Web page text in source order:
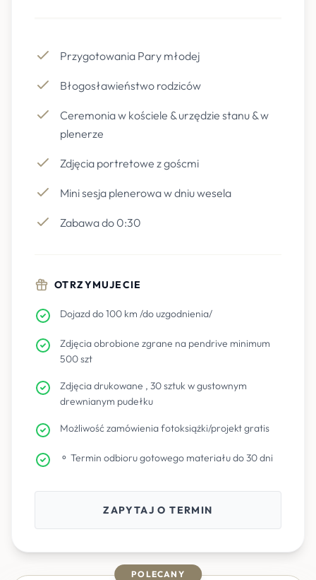
Przygotowania Pary młodej
Błogosławieństwo rodziców
Ceremonia w kościele & urzędzie stanu & w
plenerze
Zdjęcia portretowe z goścmi
Mini sesja plenerowa w dniu wesela
Zabawa do 0:30
OTRZYMUJECIE
Dojazd do 100 km /do uzgodnienia/
Zdjęcia obrobione zgrane na pendrive minimum
500 szt
Zdjęcia drukowane , 30 sztuk w gustownym
drewnianym pudełku
Możliwość zamówienia fotoksiążki/projekt gratis
⚬ Termin odbioru gotowego materiału do 30 dni
ZAPYTAJ O TERMIN
POLECANY